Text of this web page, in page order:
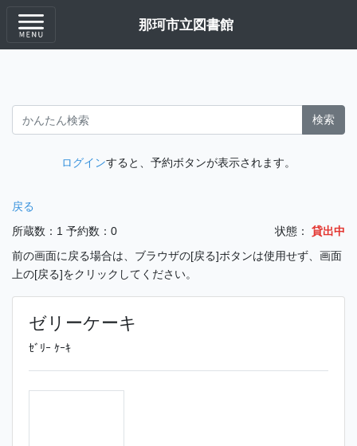
那珂市立図書館
検索
ログインすると、予約ボタンが表示されます。
戻る
所蔵数：1 予約数：0 状態：
貸出中
前の画面に戻る場合は、ブラウザの[戻る]ボタンは使用せず、画面
上の[戻る]をクリックしてください。
ゼリーケーキ
ｾﾞﾘｰ ｹｰｷ